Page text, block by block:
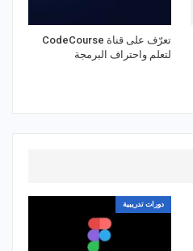
تعرّف على قناة CodeCourse
لتعلم واحتراف البرمجة
دورات تدريبية